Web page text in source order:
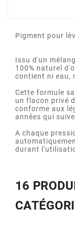
Pigment pour
Issu d'un
100% naturel
contient ni eau,
Cette formule
un flacon privé
conforme aux
années qui
A chaque
durant
16